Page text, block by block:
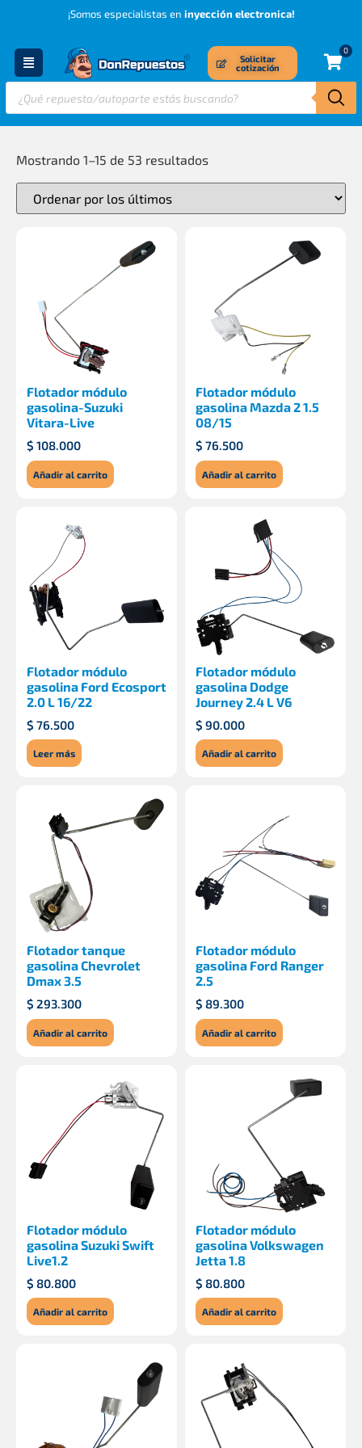
¡Somos especialistas en inyección electronica!
Solicitar
cotización
0
Mostrando 1–15 de 53 resultados
Flotador módulo
gasolina-Suzuki
Vitara-Live
$ 108.000
Añadir al carrito
Flotador módulo
gasolina Mazda 2 1.5
08/15
$ 76.500
Añadir al carrito
Flotador módulo
gasolina Ford Ecosport
2.0 L 16/22
$ 76.500
Leer más
Flotador módulo
gasolina Dodge
Journey 2.4 L V6
$ 90.000
Añadir al carrito
Flotador tanque
gasolina Chevrolet
Dmax 3.5
$ 293.300
Añadir al carrito
Flotador módulo
gasolina Ford Ranger
2.5
$ 89.300
Añadir al carrito
Flotador módulo
gasolina Suzuki Swift
Live1.2
$ 80.800
Añadir al carrito
Flotador módulo
gasolina Volkswagen
Jetta 1.8
$ 80.800
Añadir al carrito